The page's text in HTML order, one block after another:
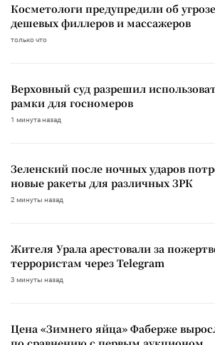
Косметологи предупредили об
дешевых филлеров и массажеров
только что
Верховный суд разрешил
рамки для госномеров
1 минута назад
Зеленский после ночных ударов
новые ракеты для различных ЗРК
2 минуты назад
Жителя Урала арестовали за
террористам через Telegram
3 минуты назад
Цена «Зимнего яйца» Фаберже